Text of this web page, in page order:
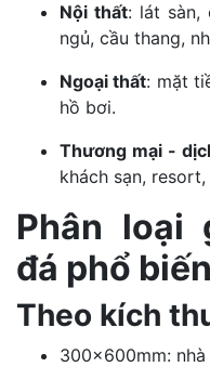
Nội thất: lát sàn,
ngủ, cầu thang,
Ngoại thất: mặt
hồ bơi.
Thương mại -
khách sạn,
Phân loại
đá phổ biến
Theo kích
300x600mm: nhà